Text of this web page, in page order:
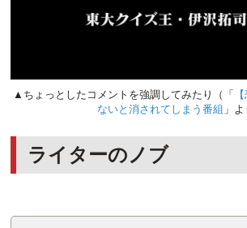
▲ちょっとしたコメントを強調してみたり（「
ないと消されてしまう番組 」よ
ライターのノブ